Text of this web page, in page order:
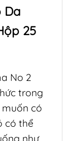
Da
25
No 2
trong
có
có thể